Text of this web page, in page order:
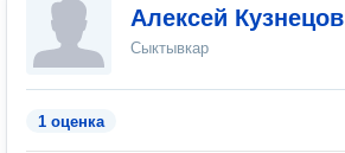
Алексей Кузнецов
Сыктывкар
1 оценка